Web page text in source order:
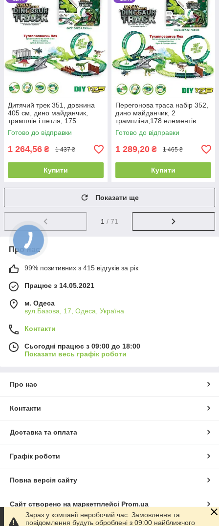
Дитячий трек 351, довжина
405 см, дино майданчик,
трамплін і петля, 175
елементів
Готово до відправки
1 264,56 ₴ 1 437 ₴
Купити
Перегонова траса набір 352,
дино майданчик, 2
трампліни,178 елементів
трасу 4,8 м
Готово до відправки
1 289,20 ₴ 1 465 ₴
Купити
Показати ще
1 / 71
Про нас
99% позитивних з 415 відгуків за рік
Працює з 14.05.2021
м. Одеса
вул.Базова, 17, Одеса, Україна
Контакти
Сьогодні працює з 09:00 до 18:00
Показати весь графік роботи
Про нас
Контакти
Доставка та оплата
Графік роботи
Повна версія сайту
Сайт створено на маркетплейсі Prom.ua
Зараз у компанії неробочий час. Замовлення та
повідомлення будуть оброблені з 09:00 найближчого